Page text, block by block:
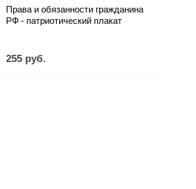
Права и обязанности гражданина
РФ - патриотический плакат
255 руб.